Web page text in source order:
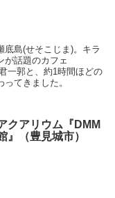
島(せそこじま)。キラ
が話題のカフェ
一郭と、約1時間ほどの
てきました。
クアリウム『DMM
』（豊見城市）